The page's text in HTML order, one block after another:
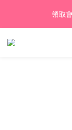
【新會員】即
領取
【新會員】即